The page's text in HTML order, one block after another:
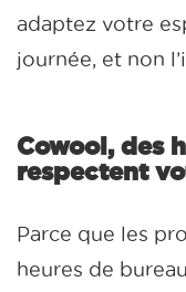
adaptez votre
journée, et non
Cowool, des
respectent
Parce que les
heures de